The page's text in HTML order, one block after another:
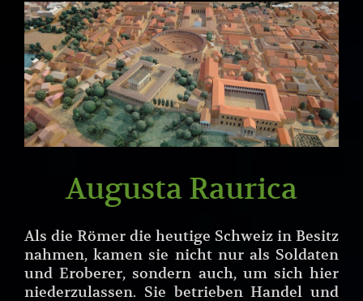
Zeige
grösseres
Bild
Augusta Raurica
Als die Römer die heutige Schweiz in Besitz
nahmen, kamen sie nicht nur als Soldaten
und Eroberer, sondern auch, um sich hier
niederzulassen. Sie betrieben Handel und